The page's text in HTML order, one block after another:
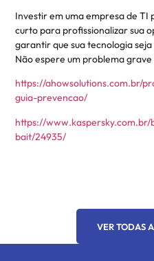
Investir em uma empresa de TI
curto para profissionalizar sua
garantir que sua tecnologia
Não espere um problema
https://ahowsolutions.com.br/
guia-prevencao/
https://
bait/24935/
VER TODAS